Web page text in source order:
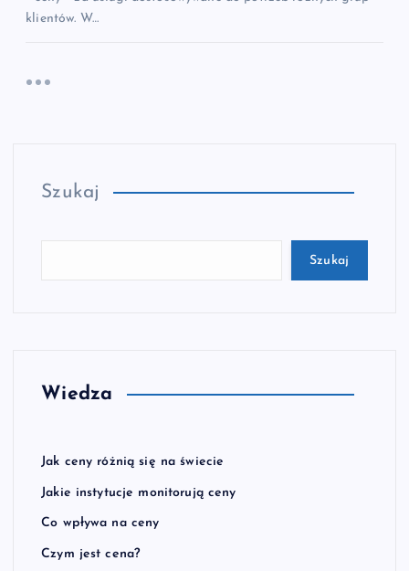
klientów. W…
Szukaj
Szukaj
Wiedza
Jak ceny różnią się na świecie
Jakie instytucje monitorują ceny
Co wpływa na ceny
Czym jest cena?